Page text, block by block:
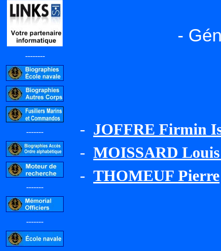
--------
-------
-------
-------
-
- JOFFRE Firmin
- MOISSARD
- THOMEUF Pierre